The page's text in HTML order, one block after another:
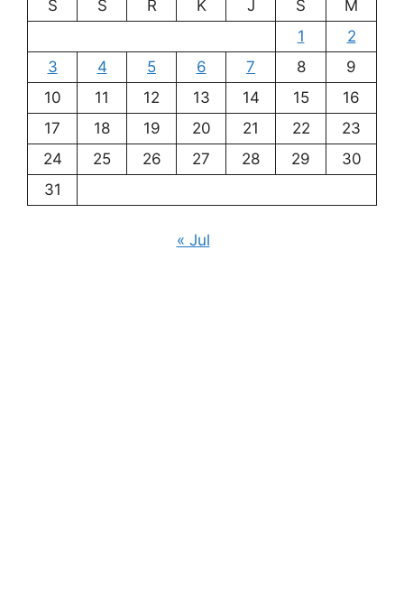
S S R K J S
M
1
2
3
4 5 6 7 8
9
10
11 12 13 14 15
16
17
18 19 20 21 22
23
24
25 26 27 28 29
30
31
« Jul